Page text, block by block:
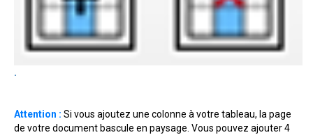
.
Attention : Si vous ajoutez une colonne à votre tableau, la page
de votre document bascule en paysage. Vous pouvez ajouter 4